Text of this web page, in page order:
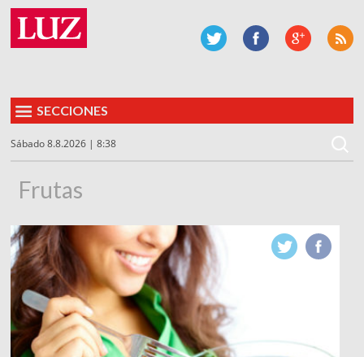
SECCIONES
Sábado 8.8.2026 | 8:38
Frutas